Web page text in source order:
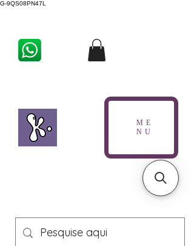
G-9QS08PN47L
ME
NU